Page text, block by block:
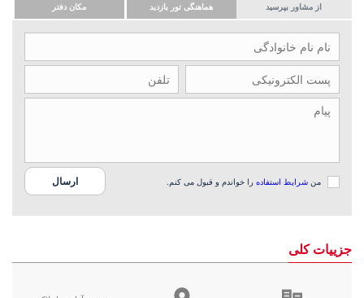
از مشاور بپرسید هماهنگی تور بازدید مکان دفتر
من شرایط استفاده را خواندم و قبول می کنم.
جزییات کلی